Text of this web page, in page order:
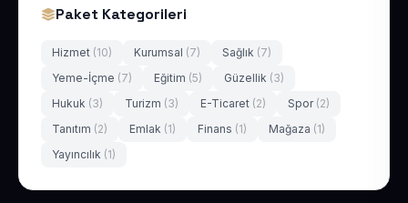
Paket Kategorileri
Hizmet (10) Kurumsal (7) Sağlık (7)
Yeme-İçme (7) Eğitim (5) Güzellik (3)
Hukuk (3) Turizm (3) E-Ticaret (2) Spor (2)
Tanıtım (2) Emlak (1) Finans (1) Mağaza (1)
Yayıncılık (1)